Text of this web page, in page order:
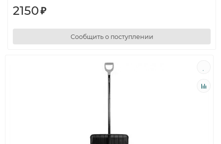
2150₽
Сообщить о поступлении